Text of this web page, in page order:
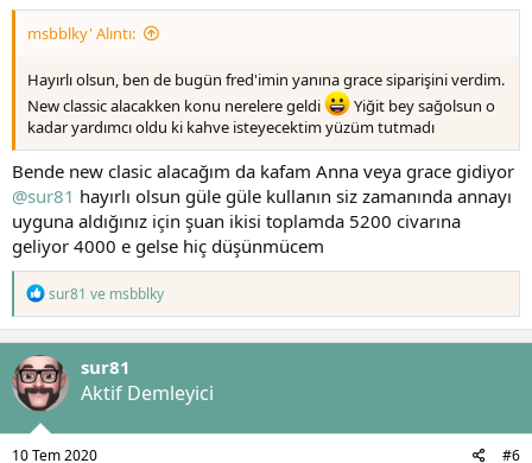
msbblky' Alıntı:
Hayırlı olsun, ben de bugün fred'imin yanına grace siparişini verdim.
New classic alacakken konu nerelere geldi
Yiğit bey sağolsun o
kadar yardımcı oldu ki kahve isteyecektim yüzüm tutmadı
Bende new clasic alacağım da kafam Anna veya grace gidiyor
@sur81 hayırlı olsun güle güle kullanın siz zamanında annayı
uyguna aldığınız için şuan ikisi toplamda 5200 civarına
geliyor 4000 e gelse hiç düşünmücem
T
e
p
k
i
l
e
r
sur81 ve msbblky
sur81
Aktif Demleyici
10 Tem 2020 #6